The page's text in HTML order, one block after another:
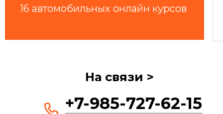
16 автомобильных онлайн курсов
На связи >
+7-985-727-62-15